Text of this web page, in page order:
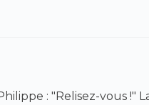
: "Relisez-vous !"